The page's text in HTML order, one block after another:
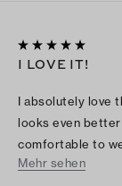
I LOVE IT!
I absolutely love
looks even
comfortable to
that goes with
Mehr sehen